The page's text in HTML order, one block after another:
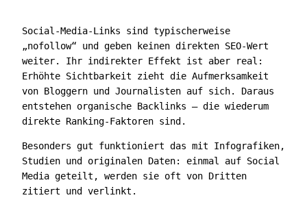
Social-Media-Links sind typischerweise
„nofollow“ und geben keinen direkten SEO-Wert
weiter. Ihr indirekter Effekt ist aber real:
Erhöhte Sichtbarkeit zieht die Aufmerksamkeit
von Bloggern und Journalisten auf sich. Daraus
entstehen organische Backlinks — die wiederum
direkte Ranking-Faktoren sind.
Besonders gut funktioniert das mit Infografiken,
Studien und originalen Daten: einmal auf Social
Media geteilt, werden sie oft von Dritten
zitiert und verlinkt.